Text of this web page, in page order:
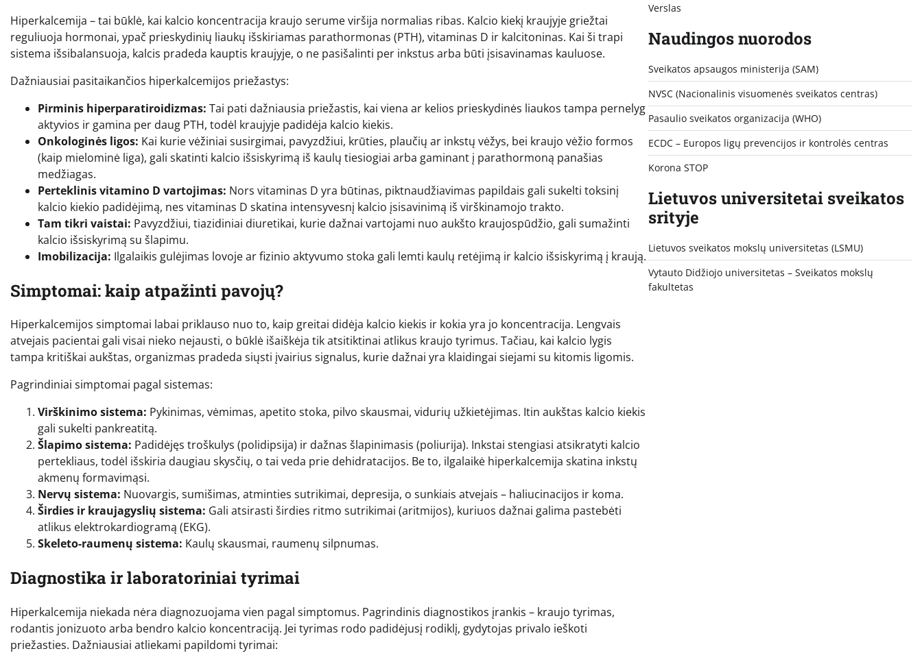
Hiperkalcemija – tai būklė, kai kalcio koncentracija kraujo serume viršija normalias ribas. Kalcio kiekį kraujyje griežtai
reguliuoja hormonai, ypač prieskydinių liaukų išskiriamas parathormonas (PTH), vitaminas D ir kalcitoninas. Kai ši trapi
sistema išsibalansuoja, kalcis pradeda kauptis kraujyje, o ne pasišalinti per inkstus arba būti įsisavinamas kauluose.
Dažniausiai pasitaikančios hiperkalcemijos priežastys:
Pirminis hiperparatiroidizmas: Tai pati dažniausia priežastis, kai viena ar kelios prieskydinės liaukos tampa pernelyg
aktyvios ir gamina per daug PTH, todėl kraujyje padidėja kalcio kiekis.
Onkologinės ligos: Kai kurie vėžiniai susirgimai, pavyzdžiui, krūties, plaučių ar inkstų vėžys, bei kraujo vėžio formos
(kaip mielominė liga), gali skatinti kalcio išsiskyrimą iš kaulų tiesiogiai arba gaminant į parathormoną panašias
medžiagas.
Perteklinis vitamino D vartojimas: Nors vitaminas D yra būtinas, piktnaudžiavimas papildais gali sukelti toksinį
kalcio kiekio padidėjimą, nes vitaminas D skatina intensyvesnį kalcio įsisavinimą iš virškinamojo trakto.
Tam tikri vaistai: Pavyzdžiui, tiazidiniai diuretikai, kurie dažnai vartojami nuo aukšto kraujospūdžio, gali sumažinti
kalcio išsiskyrimą su šlapimu.
Imobilizacija: Ilgalaikis gulėjimas lovoje ar fizinio aktyvumo stoka gali lemti kaulų retėjimą ir kalcio išsiskyrimą į kraują.
Simptomai: kaip atpažinti pavojų?
Hiperkalcemijos simptomai labai priklauso nuo to, kaip greitai didėja kalcio kiekis ir kokia yra jo koncentracija. Lengvais
atvejais pacientai gali visai nieko nejausti, o būklė išaiškėja tik atsitiktinai atlikus kraujo tyrimus. Tačiau, kai kalcio lygis
tampa kritiškai aukštas, organizmas pradeda siųsti įvairius signalus, kurie dažnai yra klaidingai siejami su kitomis ligomis.
Pagrindiniai simptomai pagal sistemas:
Virškinimo sistema: Pykinimas, vėmimas, apetito stoka, pilvo skausmai, vidurių užkietėjimas. Itin aukštas kalcio kiekis
gali sukelti pankreatitą.
Šlapimo sistema: Padidėjęs troškulys (polidipsija) ir dažnas šlapinimasis (poliurija). Inkstai stengiasi atsikratyti kalcio
pertekliaus, todėl išskiria daugiau skysčių, o tai veda prie dehidratacijos. Be to, ilgalaikė hiperkalcemija skatina inkstų
akmenų formavimąsi.
Nervų sistema: Nuovargis, sumišimas, atminties sutrikimai, depresija, o sunkiais atvejais – haliucinacijos ir koma.
Širdies ir kraujagyslių sistema: Gali atsirasti širdies ritmo sutrikimai (aritmijos), kuriuos dažnai galima pastebėti
atlikus elektrokardiogramą (EKG).
Skeleto-raumenų sistema: Kaulų skausmai, raumenų silpnumas.
Diagnostika ir laboratoriniai tyrimai
Hiperkalcemija niekada nėra diagnozuojama vien pagal simptomus. Pagrindinis diagnostikos įrankis – kraujo tyrimas,
rodantis jonizuoto arba bendro kalcio koncentraciją. Jei tyrimas rodo padidėjusį rodiklį, gydytojas privalo ieškoti
priežasties. Dažniausiai atliekami papildomi tyrimai:
Verslas
Naudingos nuorodos
Sveikatos apsaugos ministerija (SAM)
NVSC (Nacionalinis visuomenės sveikatos centras)
Pasaulio sveikatos organizacija (WHO)
ECDC – Europos ligų prevencijos ir kontrolės centras
Korona STOP
Lietuvos universitetai sveikatos
srityje
Lietuvos sveikatos mokslų universitetas (LSMU)
Vytauto Didžiojo universitetas – Sveikatos mokslų
fakultetas